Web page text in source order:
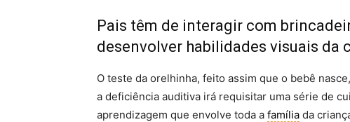
Pais têm de interagir com
desenvolver habilidades visuais da
O teste da orelhinha, feito assim que o bebê nasce,
a deficiência auditiva irá requisitar uma série de
aprendizagem que envolve toda a família da